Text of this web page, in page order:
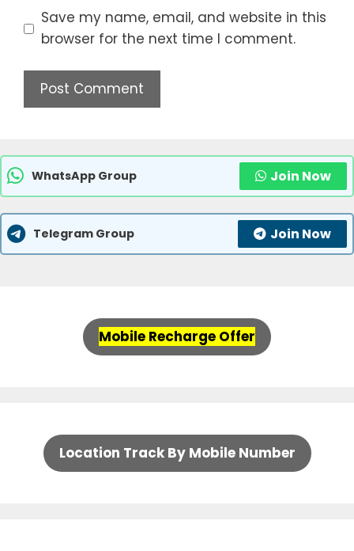
Save my name, email, and website in this
browser for the next time I comment.
WhatsApp Group Join Now
Telegram Group Join Now
Mobile Recharge Offer
Location Track By Mobile Number